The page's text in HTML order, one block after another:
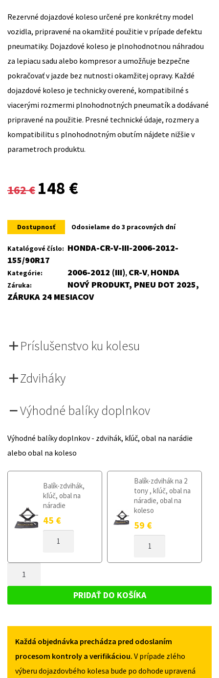
Rezervné dojazdové koleso určené pre konkrétny model
vozidla, pripravené na okamžité použitie v prípade defektu
pneumatiky. Dojazdové koleso je plnohodnotnou náhradou
za lepiacu sadu alebo kompresor a umožňuje bezpečne
pokračovať v jazde bez nutnosti okamžitej opravy. Každé
dojazdové koleso je technicky overené, kompatibilné s
viacerými rozmermi plnohodnotných pneumatík a dodávané
pripravené na použitie. Presné technické údaje, rozmery a
kompatibilitu s plnohodnotným obutím nájdete nižšie v
parametroch produktu.
162€
Original
was:
162 €.
148 €
is:
148 €.
Dostupnosť Odosielame do 3 pracovných dní
Katalógové číslo: HONDA-CR-V-III-2006-2012-
155/90R17
Kategórie: 2006-2012 (III), CR-V, HONDA
Záruka:
NOVÝ PRODUKT, PNEU DOT 2025,
ZÁRUKA 24 MESIACOV
Príslušenstvo ku kolesu
Zdviháky
Výhodné balíky doplnkov
Výhodné balíky doplnkov - zdvihák, kľúč, obal na narádie
alebo obal na koleso
Balík-zdvihák,
kľúč, obal na
náradie
45 €
DOJAZDOVÉ
HONDA
V
2006-
Balík-zdvihák na 2
tony , kľúč, obal na
náradie, obal na
koleso
59 €
DOJAZDOVÉ
V
III
155/90R17
5X114,3
HONDA
2006-
2012
PRIDAŤ DO KOŠÍKA
Každá objednávka prechádza pred odoslaním
procesom kontroly a verifikáciou. V prípade zlého
výberu dojazdovbého kolesa bude po dohode upravená